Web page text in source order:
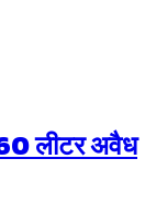
लीटर अवैध